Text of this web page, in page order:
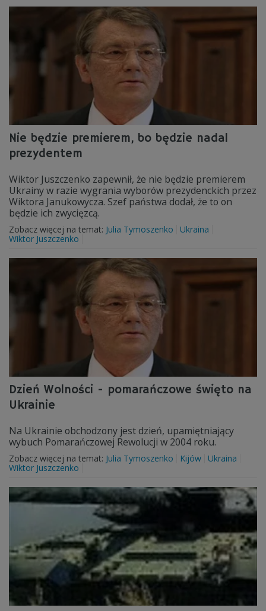
Nie będzie premierem, bo będzie nadal
prezydentem
Wiktor Juszczenko zapewnił, że nie będzie premierem
Ukrainy w razie wygrania wyborów prezydenckich przez
Wiktora Janukowycza. Szef państwa dodał, że to on
będzie ich zwycięzcą.
Zobacz więcej na temat: Julia Tymoszenko
Ukraina
Wiktor Juszczenko
Dzień Wolności - pomarańczowe święto na
Ukrainie
Na Ukrainie obchodzony jest dzień, upamiętniający
wybuch Pomarańczowej Rewolucji w 2004 roku.
Zobacz więcej na temat: Julia Tymoszenko Kijów
Ukraina
Wiktor Juszczenko